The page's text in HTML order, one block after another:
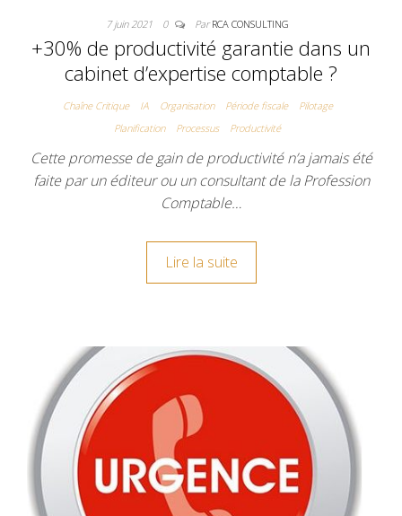
7 juin 2021 0 ParRCA CONSULTING
+30% de productivité garantie dans un
cabinet d’expertise comptable ?
Chaîne Critique IA Organisation Période fiscale
Pilotage
Planification
Processus Productivité
Cette promesse de gain de productivité n’a jamais été
faite par un éditeur ou un consultant de la Profession
Comptable…
Lire la suite